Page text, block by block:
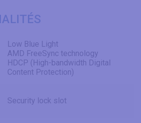
Low Blue Light
AMD FreeSync technology
HDCP (High-bandwidth Digital
Content Protection)
Security lock slot